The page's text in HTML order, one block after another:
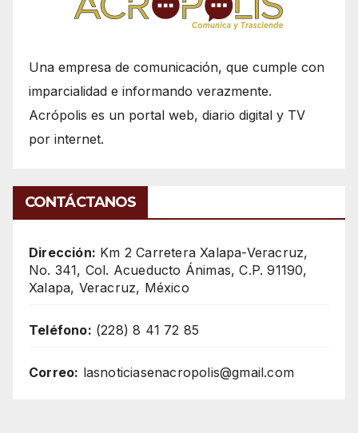
Una empresa de comunicación, que cumple con
imparcialidad e informando verazmente.
Acrópolis es un portal web, diario digital y TV
por internet.
CONTÁCTANOS
Dirección: Km 2 Carretera Xalapa-Veracruz,
No. 341, Col. Acueducto Ánimas, C.P. 91190,
Xalapa, Veracruz, México
Teléfono: (228) 8 41 72 85
Correo: lasnoticiasenacropolis@gmail.com